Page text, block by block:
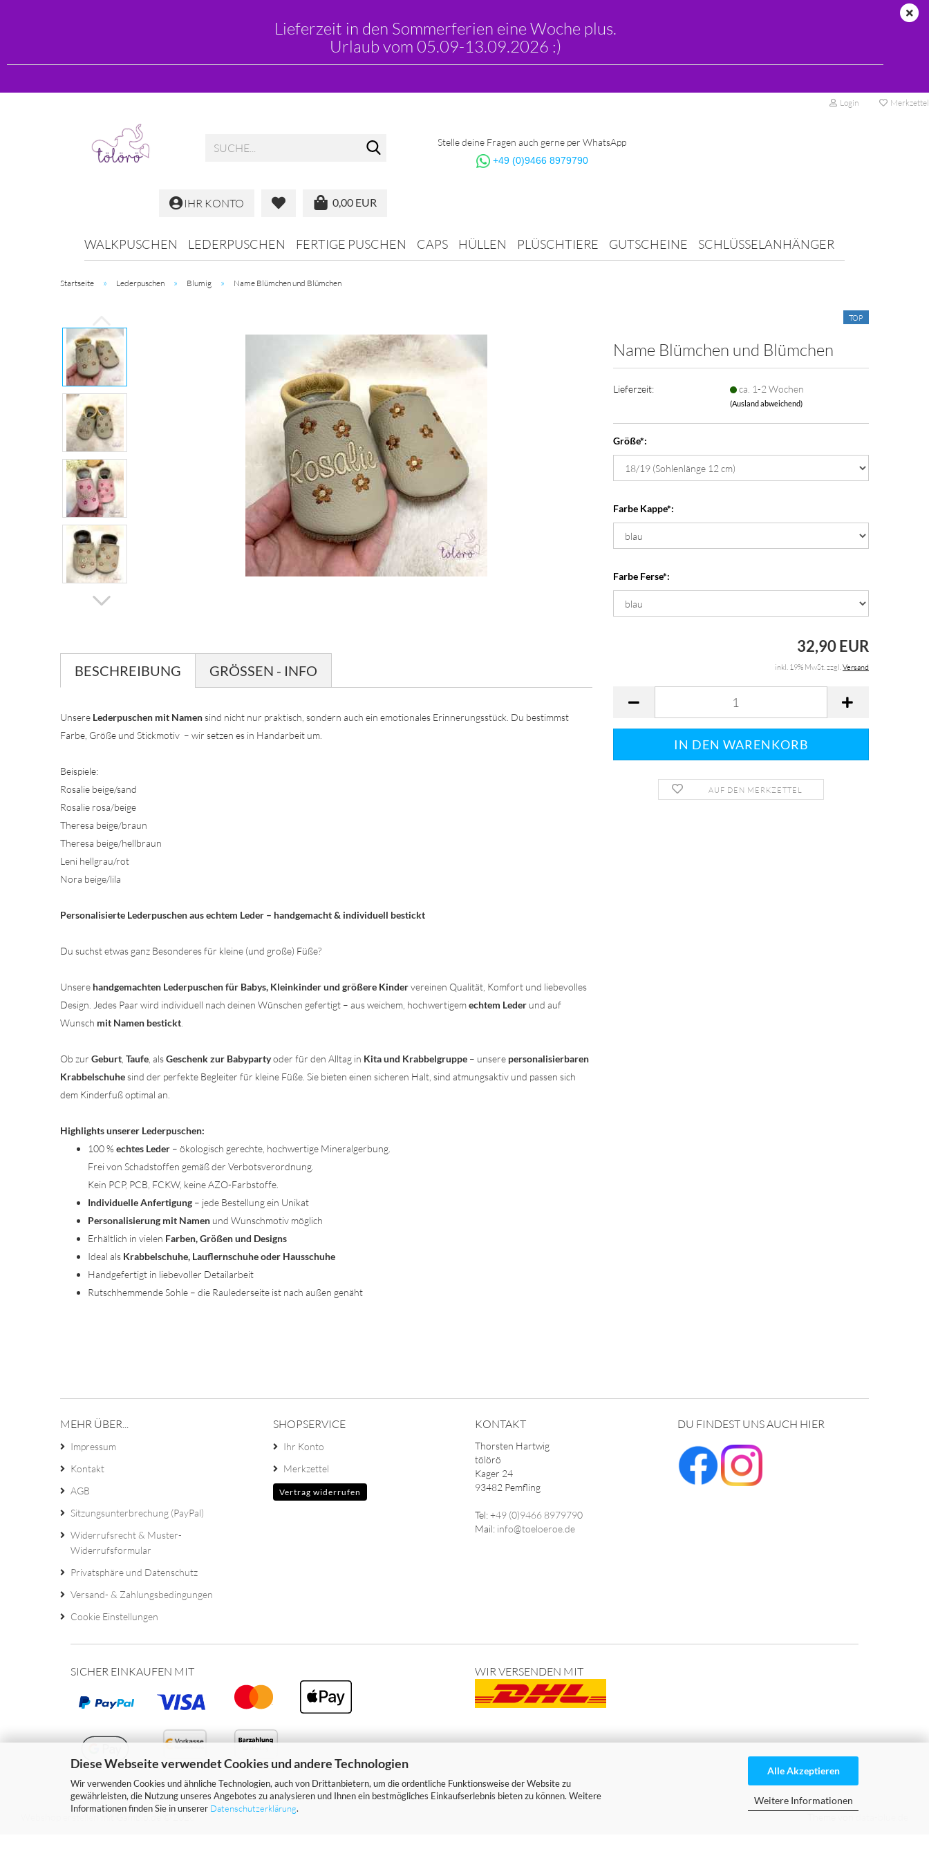
Diese Webseite verwendet Cookies und andere Technologien
Wir verwenden Cookies und ähnliche Technologien, auch von Drittanbietern, um die ordentliche Funktionsweise der Website zu
gewährleisten, die Nutzung unseres Angebotes zu analysieren und Ihnen ein bestmögliches Einkaufserlebnis bieten zu können. Weitere
Informationen finden Sie in unserer Datenschutzerklärung.
Alle Akzeptieren
Weitere Informationen
Login Merkzettel
Stelle deine Fragen auch gerne per WhatsApp
+49 (0)9466 8979790
0,00 EUR
IHR KONTO
Lieferzeit in den Sommerferien eine Woche plus.
Urlaub vom 05.09-13.09.2026 :)
WALKPUSCHEN LEDERPUSCHEN FERTIGE PUSCHEN CAPS HÜLLEN PLÜSCHTIERE GUTSCHEINE SCHLÜSSELANHÄNGER
Startseite » Lederpuschen » Blumig » Name Blümchen und Blümchen
TOP
Name Blüm­chen und Blüm­chen
Lieferzeit: ca. 1-2 Wochen
(Ausland abweichend)
Größe*:
Farbe Kappe*:
Farbe Ferse*:
32,90 EUR
inkl. 19% MwSt. zzgl.Versand
AUF DEN MERKZETTEL
BESCHREIBUNG GRÖSSEN - INFO
Unsere Lederpuschen mit Namensind nicht nur praktisch, sondern auch ein emotionales Erinnerungsstück. Du bestimmst
Farbe, Größe und Stickmotiv – wir setzen es in Handarbeit um.
Beispiele:
Rosalie beige/sand
Rosalie rosa/beige
Theresa beige/braun
Theresa beige/hellbraun
Leni hellgrau/rot
Nora beige/lila
Personalisierte Lederpuschen aus echtem Leder – handgemacht & individuell bestickt
Du suchst etwas ganz Besonderes für kleine (und große) Füße?
Unsere handgemachten Lederpuschen für Babys, Kleinkinder und größere Kindervereinen Qualität, Komfort und liebevolles
Design. Jedes Paar wird individuell nach deinen Wünschen gefertigt – aus weichem, hochwertigemechtem Leder und auf
Wunsch mit Namen bestickt
Ob zur Geburt Taufe , alsGeschenk zur Babypartyoder für den Alltag in Kita und Krabbelgruppe – unsere personalisierbaren
Krabbelschuhesind der perfekte Begleiter für kleine Füße. Sie bieten einen sicheren Halt, sind atmungsaktiv und passen sich
dem Kinderfuß optimal an.
Highlights unserer Lederpuschen:
100 % echtes Leder – ökologisch gerechte, hochwertige Mineralgerbung.
Frei von Schadstoffen gemäß der Verbotsverordnung.
Kein PCP, PCB, FCKW, keine AZO-Farbstoffe.
Individuelle Anfertigung – jede Bestellung ein Unikat
Personalisierung mit Namen und Wunschmotiv möglich
Erhältlich in vielen Farben, Größen und Designs
Ideal als Krabbelschuhe, Lauflernschuhe oder Hausschuhe
Handgefertigt in liebevoller Detailarbeit
Rutschhemmende Sohle – die Raulederseite ist nach außen genäht
MEHR ÜBER...
Impressum
Kontakt
AGB
Sitzungsunterbrechung (PayPal)
Widerrufsrecht & Muster-
Widerrufsformular
Privatsphäre und Datenschutz
Versand- & Zahlungsbedingungen
Cookie Einstellungen
SHOPSERVICE
Ihr Konto
Merkzettel
Vertrag widerrufen
KONTAKT
Thorsten Hartwig
tölörö
Kager 24
93482 Pemfling
Tel:+49 (0)9466 8979790
Mail: info@toeloeroe.de
DU FINDEST UNS AUCH HIER
SICHER EINKAUFEN MIT WIR VERSENDEN MIT